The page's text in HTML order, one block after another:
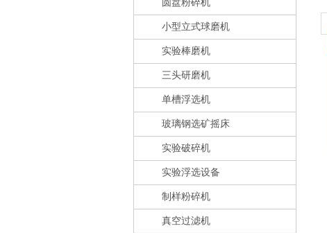
圆盘粉碎机
小型立式球磨机
实验棒磨机
三头研磨机
单槽浮选机
玻璃钢选矿摇床
实验破碎机
实验浮选设备
制样粉碎机
真空过滤机